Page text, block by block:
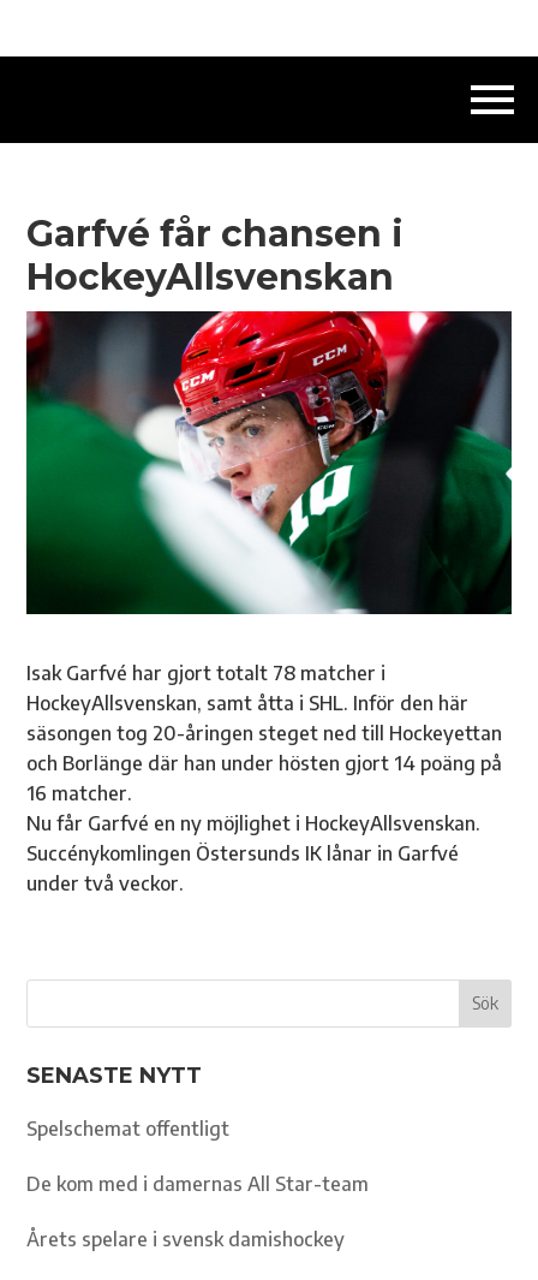
Garfvé får chansen i
HockeyAllsvenskan
Isak Garfvé har gjort totalt 78 matcher i
HockeyAllsvenskan, samt åtta i SHL. Inför den här
säsongen tog 20-åringen steget ned till Hockeyettan
och Borlänge där han under hösten gjort 14 poäng på
16 matcher.
Nu får Garfvé en ny möjlighet i HockeyAllsvenskan.
Succénykomlingen Östersunds IK lånar in Garfvé
under två veckor.
SENASTE NYTT
Spelschemat offentligt
De kom med i damernas All Star-team
Årets spelare i svensk damishockey